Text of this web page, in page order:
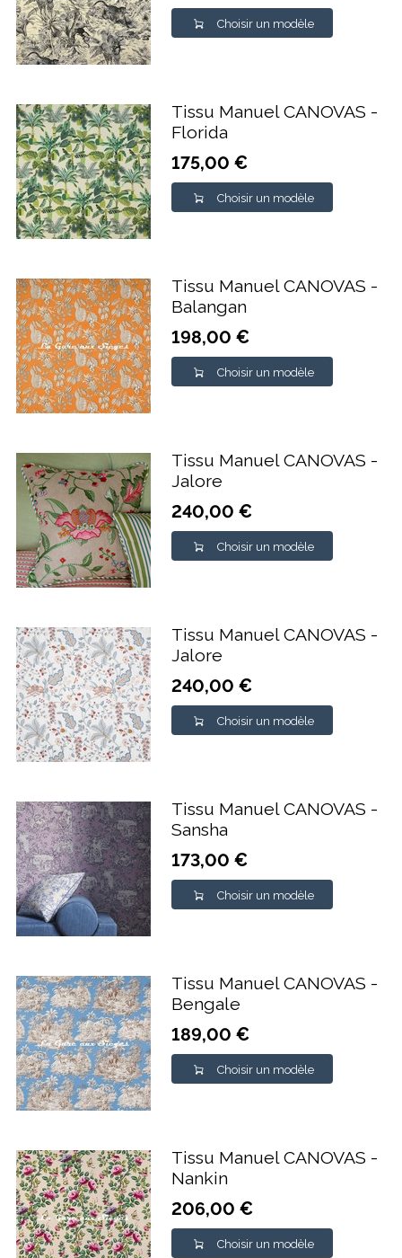
Choisir un modèle
Tissu Manuel CANOVAS -
Florida
175,00 €
Choisir un modèle
Tissu Manuel CANOVAS -
Balangan
198,00 €
Choisir un modèle
Tissu Manuel CANOVAS -
Jalore
240,00 €
Choisir un modèle
Tissu Manuel CANOVAS -
Jalore
240,00 €
Choisir un modèle
Tissu Manuel CANOVAS -
Sansha
173,00 €
Choisir un modèle
Tissu Manuel CANOVAS -
Bengale
189,00 €
Choisir un modèle
Tissu Manuel CANOVAS -
Nankin
206,00 €
Choisir un modèle